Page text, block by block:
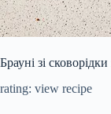
Брауні зі
rating: view recipe